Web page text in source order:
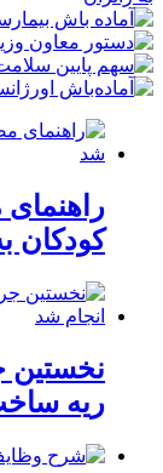
کودکان
نخستین
ریه